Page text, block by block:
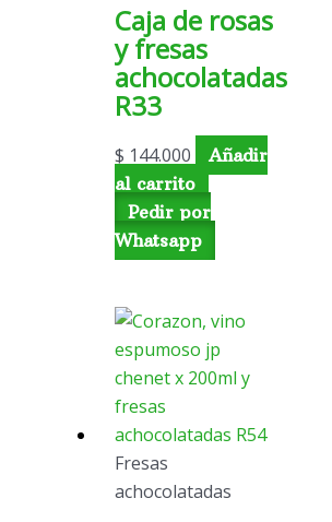
Caja de rosas
y fresas
achocolatadas
R33
$ 144.000
Añadir
al carrito
Pedir por
Whatsapp
Fresas
achocolatadas